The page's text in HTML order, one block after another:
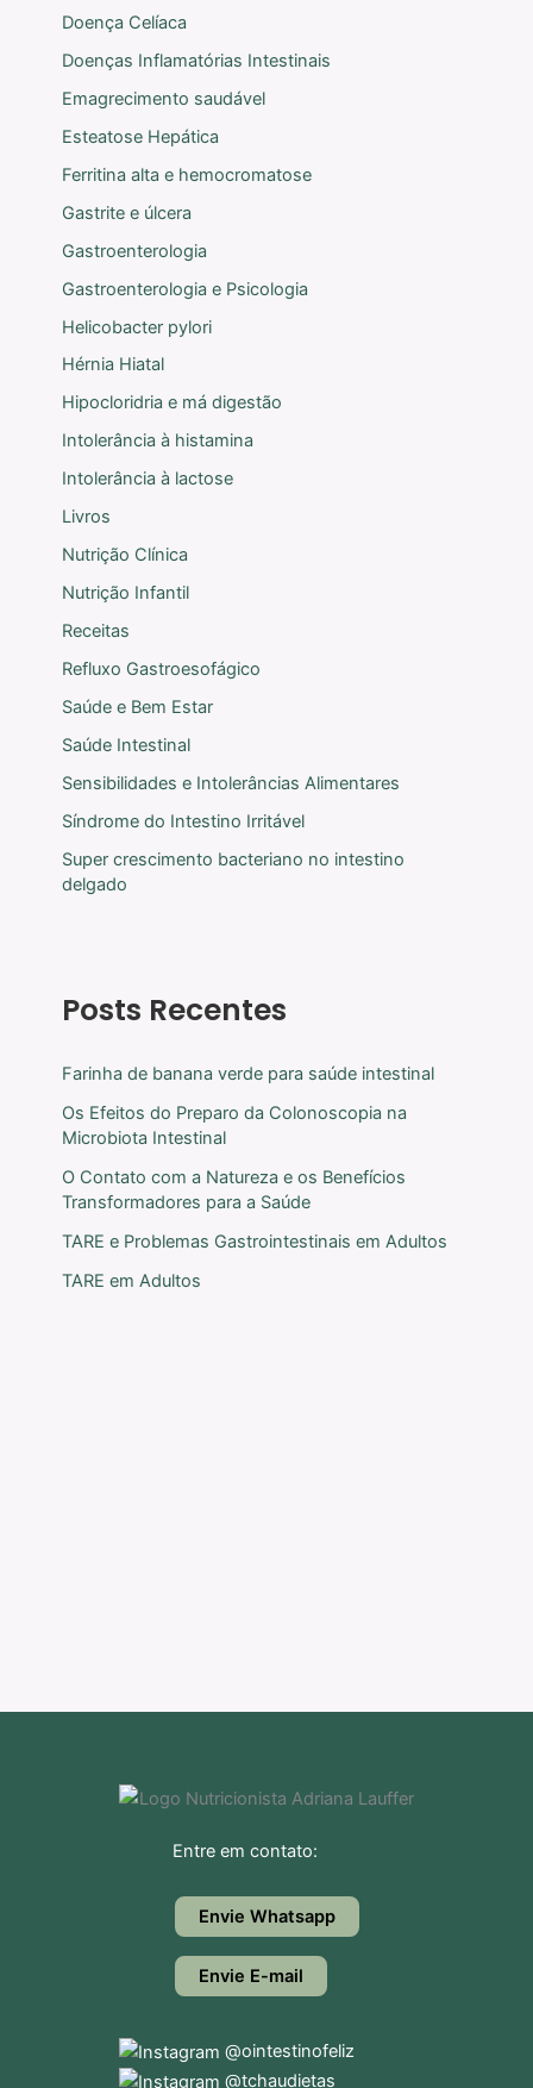
Doença Celíaca
Doenças Inflamatórias Intestinais
Emagrecimento saudável
Esteatose Hepática
Ferritina alta e hemocromatose
Gastrite e úlcera
Gastroenterologia
Gastroenterologia e Psicologia
Helicobacter pylori
Hérnia Hiatal
Hipocloridria e má digestão
Intolerância à histamina
Intolerância à lactose
Livros
Nutrição Clínica
Nutrição Infantil
Receitas
Refluxo Gastroesofágico
Saúde e Bem Estar
Saúde Intestinal
Sensibilidades e Intolerâncias Alimentares
Síndrome do Intestino Irritável
Super crescimento bacteriano no intestino
delgado
Posts Recentes
Farinha de banana verde para saúde intestinal
Os Efeitos do Preparo da Colonoscopia na
Microbiota Intestinal
O Contato com a Natureza e os Benefícios
Transformadores para a Saúde
TARE e Problemas Gastrointestinais em Adultos
TARE em Adultos
Entre em contato:
Envie Whatsapp
Envie E-mail
@ointestinofeliz
@tchaudietas